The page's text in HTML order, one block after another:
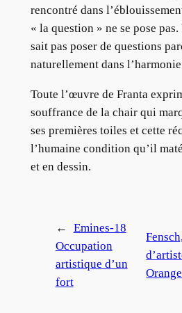
rencontré dans
« la question » ne se pose
sait pas poser de questions
naturellement dans
Toute l’œuvre de Franta
souffrance de la chair qui
ses premières toiles et cette
l’humaine condition qu’il
et en dessin.
←
Emines-18
Occupation
artistique d’un
fort